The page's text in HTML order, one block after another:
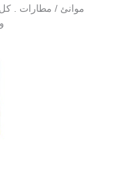
موانئ / مطارات . كل